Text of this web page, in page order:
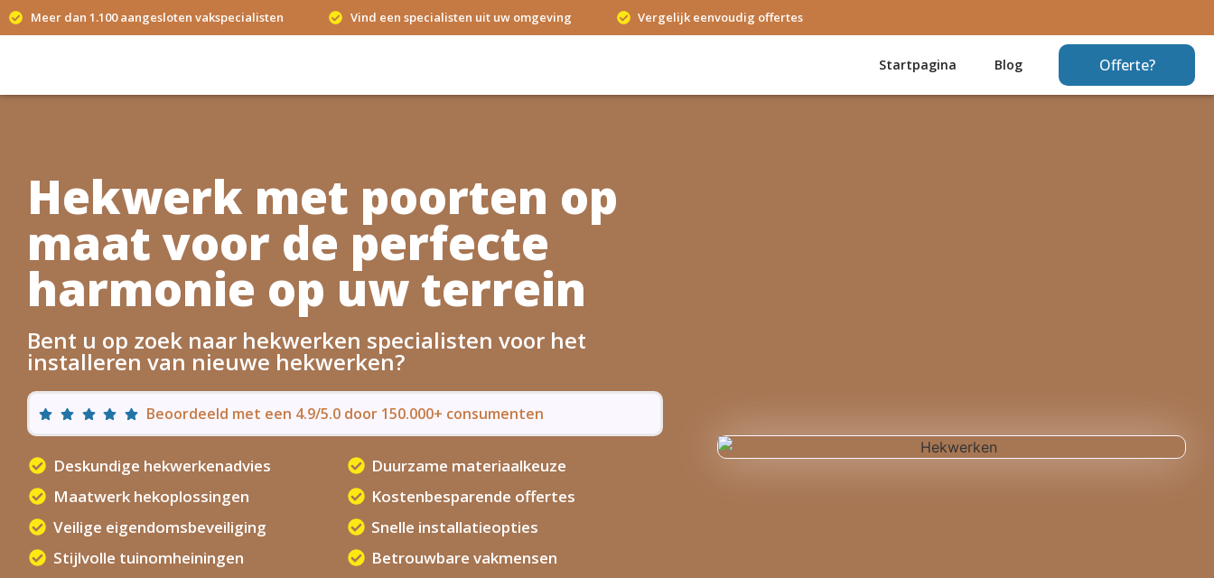
Meer dan 1.100 aangesloten vakspecialisten Vind een specialisten uit uw omgeving Vergelijk eenvoudig offertes
Startpagina Blog Offerte?
Hekwerk met poorten op
maat voor de perfecte
harmonie op uw terrein
Bent u op zoek naar hekwerken specialisten voor het
installeren van nieuwe hekwerken?
Beoordeeld met een 4.9/5.0 door 150.000+ consumenten
Deskundige hekwerkenadvies
Maatwerk hekoplossingen
Veilige eigendomsbeveiliging
Stijlvolle tuinomheiningen
Duurzame materiaalkeuze
Kostenbesparende offertes
Snelle installatieopties
Betrouwbare vakmensen